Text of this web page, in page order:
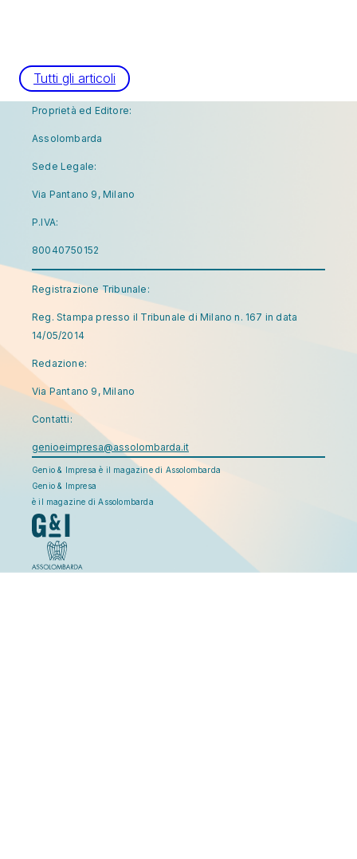
Tutti gli articoli
Proprietà ed Editore:
Assolombarda
Sede Legale:
Via Pantano 9, Milano
P.IVA:
80040750152
Registrazione Tribunale:
Reg. Stampa presso il Tribunale di Milano n. 167 in data
14/05/2014
Redazione:
Via Pantano 9, Milano
Contatti:
genioeimpresa@assolombarda.it
Genio & Impresa è il magazine di Assolombarda
Genio & Impresa
è il magazine di Assolombarda